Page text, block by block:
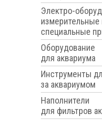
Электро-
специальные
Оборудование
для аквариума
Инструменты
за аквариумом
Наполнители
для фильтров